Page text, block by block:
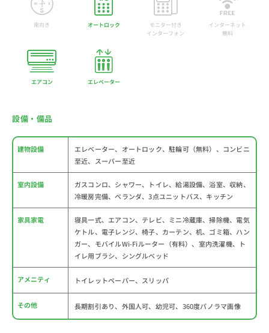
南向き オートロック
モニター付き
インターフォン
インターネット
無料
エアコン エレベーター
設備・備品
建物設備
エレベーター、オートロック、駐輪可（無料）、コンビニ
至近、スーパー至近
室内設備
ガスコンロ、シャワー、トイレ、給湯設備、浴室、収納、
冷暖房完備、ベランダ、3点ユニットバス、キッチン
家具家電
寝具一式、エアコン、テレビ、ミニ冷蔵庫、掃除機、電気
ケトル、電子レンジ、椅子、カーテン、机、ゴミ箱、ハン
ガー、モバイルWi-Fiルーター（有料）、室内洗濯機、ト
イレ用ブラシ、シングルベッド
アメニティ トイレットペーパー、スリッパ
その他 長期割引あり、外国人可、幼児可、360度パノラマ画像